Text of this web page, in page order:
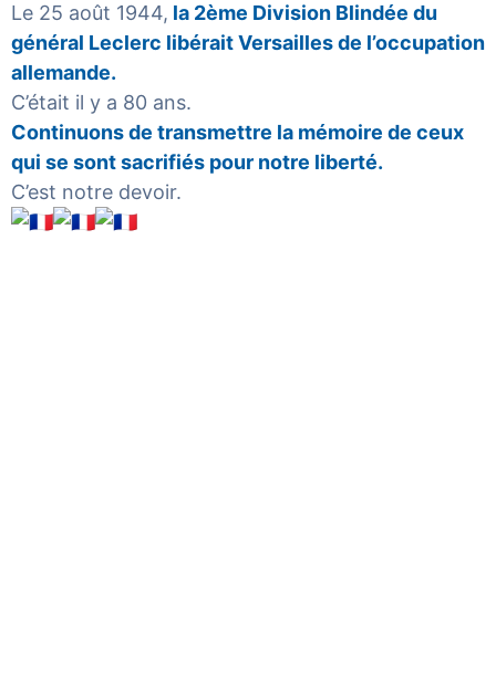
Le 25 août 1944, la 2ème Division Blindée du
général Leclerc libérait Versailles de l’occupation
allemande.
C’était il y a 80 ans.
Continuons de transmettre la mémoire de ceux
qui se sont sacrifiés pour notre liberté.
C’est notre devoir.